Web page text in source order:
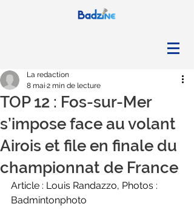
TOP 12 : Fos-sur-Mer
s’impose face au volant
Airois et file en finale du
championnat de France
La redaction
8 mai 2 min de lecture
Article : Louis Randazzo, Photos :
Badmintonphoto